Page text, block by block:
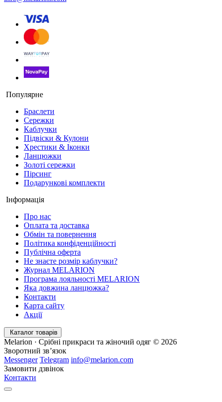
Популярне
Браслети
Сережки
Каблучки
Підвіски & Кулони
Хрестики & Іконки
Ланцюжки
Золоті сережки
Пірсинг
Подарункові комплекти
Інформація
Про нас
Оплата та доставка
Обмін та повернення
Політика конфіденційності
Публічна оферта
Не знаєте розмір каблучки?
Журнал MELARION
Програма лояльності MELARION
Яка довжина ланцюжка?
Контакти
Карта сайту
Акції
Каталог товарів
Melarion · Срібні прикраси та жіночий одяг © 2026
Зворотний зв’язок
Messenger Telegram info@melarion.com
Замовити дзвінок
Контакти